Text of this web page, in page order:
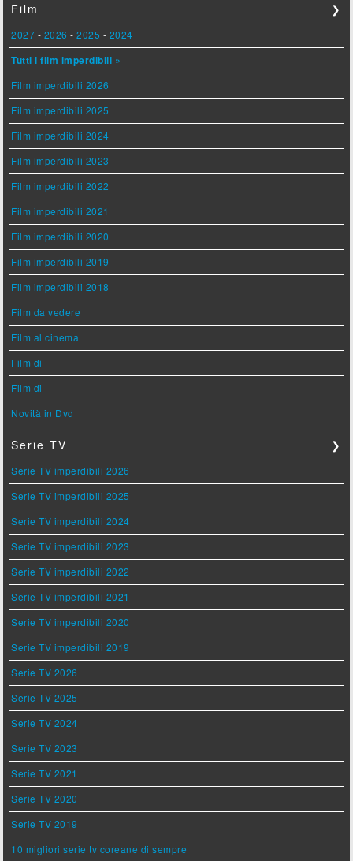
Film ❯
2027 - 2026 -2025 - 2024
Tutti i film imperdibili »
Film imperdibili 2026
Film imperdibili 2025
Film imperdibili 2024
Film imperdibili 2023
Film imperdibili 2022
Film imperdibili 2021
Film imperdibili 2020
Film imperdibili 2019
Film imperdibili 2018
Film da vedere
Film al cinema
Film di
Film di
Novità in Dvd
Serie TV ❯
Serie TV imperdibili 2026
Serie TV imperdibili 2025
Serie TV imperdibili 2024
Serie TV imperdibili 2023
Serie TV imperdibili 2022
Serie TV imperdibili 2021
Serie TV imperdibili 2020
Serie TV imperdibili 2019
Serie TV 2026
Serie TV 2025
Serie TV 2024
Serie TV 2023
Serie TV 2021
Serie TV 2020
Serie TV 2019
10 migliori serie tv coreane di sempre